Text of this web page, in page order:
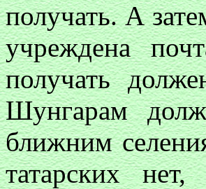
получать. А
учреждена
получать
Шунгарам
ближним
татарских